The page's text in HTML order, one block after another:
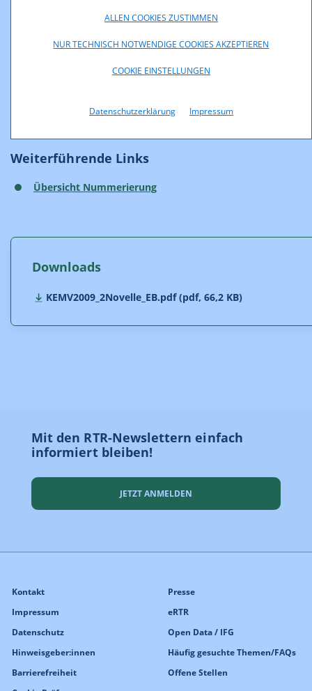
ALLEN COOKIES ZUSTIMMEN
NUR TECHNISCH NOTWENDIGE COOKIES AKZEPTIEREN
COOKIE EINSTELLUNGEN
Datenschutzerklärung Impressum
Ausnahmebestimmung für Bezahldienste
Weitere Informationen sind imKonsultationsdokument
Weiterführende Links
Übersicht Nummerierung
Downloads
KEMV2009_2Novelle_EB.pdf (pdf, 66,2 KB)
Mit den RTR-Newslettern einfach
informiert bleiben!
JETZT ANMELDEN
Kontakt
Impressum
Datenschutz
Hinweisgeber:innen
Barrierefreiheit
Presse
eRTR
Open Data / IFG
Häufig gesuchte Themen/FAQs
Offene Stellen